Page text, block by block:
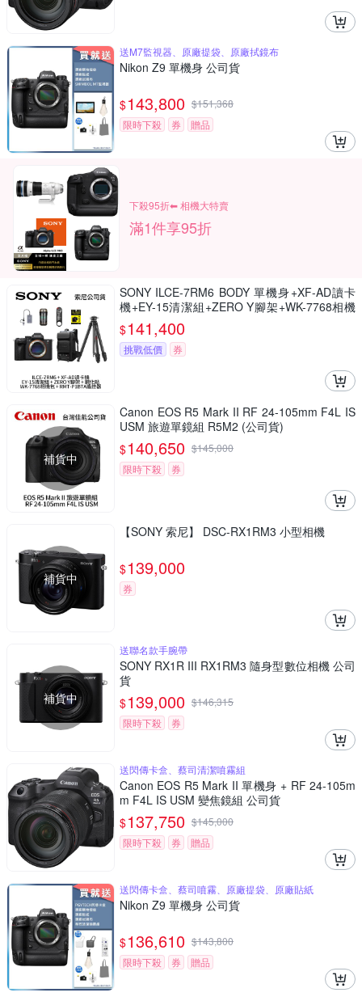
送M7監視器、原廠提袋、原廠拭鏡布
Nikon Z9 單機身 公司貨
$143,800 $151,368
限時下殺
券 贈品
下殺95折⬅︎ 相機大特賣
滿1件享95折
SONY ILCE-7RM6 BODY 單機身+XF-AD讀卡
機+EY-15清潔組+ZERO Y腳架+WK-7768相機
包+RMT-P1BTA遙控器+鋼化貼 α7RVI A7RM6
(公司貨)
$141,400
挑戰低價 券
補貨中
Canon EOS R5 Mark II RF 24-105mm F4L IS
USM 旅遊單鏡組 R5M2 (公司貨)
$140,650 $145,000
限時下殺
券
補貨中
【SONY 索尼】 DSC-RX1RM3 小型相機
$139,000
券
補貨中
送聯名款手腕帶
SONY RX1R III RX1RM3 隨身型數位相機 公司
貨
$139,000 $146,315
限時下殺
券
送閃傳卡盒、蔡司清潔噴霧組
Canon EOS R5 Mark II 單機身 + RF 24-105m
m F4L IS USM 變焦鏡組 公司貨
$137,750 $145,000
限時下殺
券 贈品
送閃傳卡盒、蔡司噴霧、原廠提袋、原廠貼紙
Nikon Z9 單機身 公司貨
$136,610 $143,800
限時下殺
券 贈品